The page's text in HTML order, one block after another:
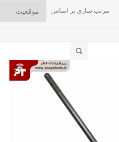
مرتب سازی بر اساس